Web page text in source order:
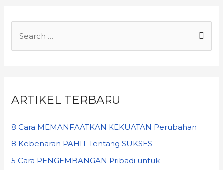
ARTIKEL TERBARU
8 Cara MEMANFAATKAN KEKUATAN Perubahan
8 Kebenaran PAHIT Tentang SUKSES
5 Cara PENGEMBANGAN Pribadi untuk